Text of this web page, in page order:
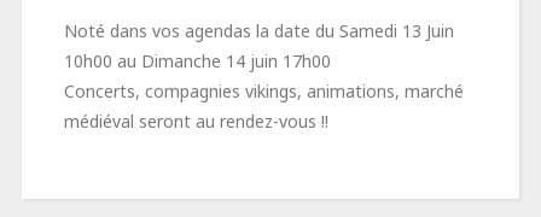
Noté dans vos agendas la date du Samedi 13 Juin
10h00 au Dimanche 14 juin 17h00
Concerts, compagnies vikings, animations, marché
médiéval seront au rendez-vous !!